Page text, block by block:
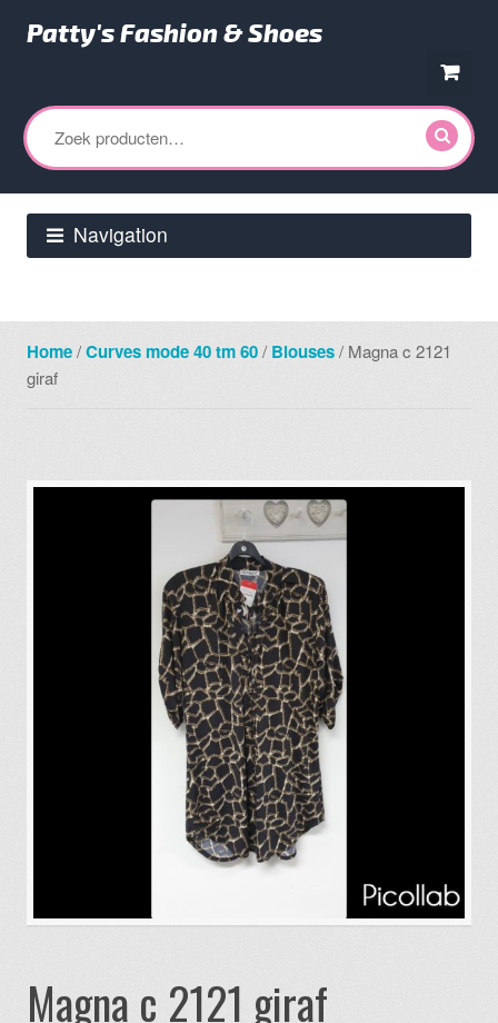
naar
navigatie
naar
de
inhoud
Patty's Fashion & Shoes
Zoeken
naar:
Navigation
Home/Curves mode 40 tm 60/ Blouses/ Magna c 2121
giraf
Magna c 2121 giraf